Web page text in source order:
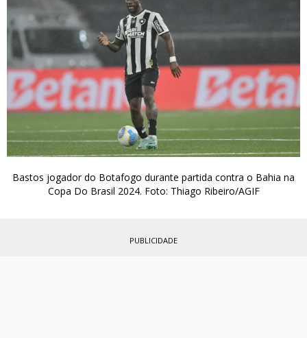
Bastos jogador do Botafogo durante partida contra o Bahia na
Copa Do Brasil 2024. Foto: Thiago Ribeiro/AGIF
PUBLICIDADE